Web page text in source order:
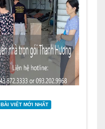
BÀI VIẾT MỚI NHẤT